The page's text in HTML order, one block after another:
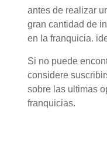
antes de realizar
gran cantidad de
en la franquicia.
Si no puede
considere
sobre las ultimas
franquicias.